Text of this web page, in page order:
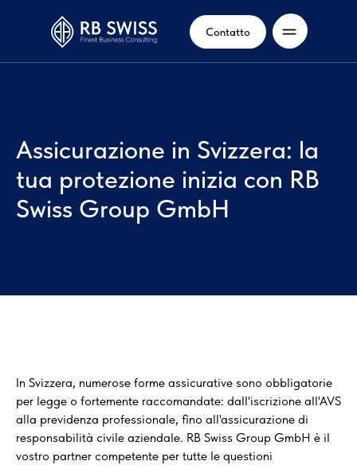
Contatto
Assicurazione in Svizzera: la
tua protezione inizia con RB
Swiss Group GmbH
In Svizzera, numerose forme assicurative sono obbligatorie
per legge o fortemente raccomandate: dall'iscrizione all'AVS
alla previdenza professionale, fino all'assicurazione di
responsabilità civile aziendale. RB Swiss Group GmbH è il
vostro partner competente per tutte le questioni